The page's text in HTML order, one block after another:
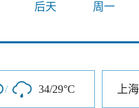
后天 周一
/ 34/29°C 上